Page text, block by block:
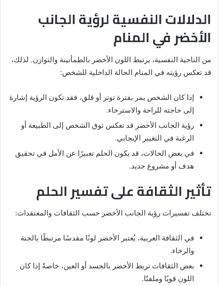
الدلالات النفسية لرؤية الجانب
الأخضر في المنام
من الناحية النفسية، يرتبط اللون الأخضر بالطمأنينة والتوازن. لذلك،
قد تعكس رؤيته في المنام الحالة الداخلية للشخص:
إذا كان الشخص يمر بفترة توتر أو قلق، فقد تكون الرؤية إشارة
إلى حاجته للراحة والاسترخاء.
رؤية الجانب الأخضر قد تعكس توق الشخص إلى الطبيعة أو
الرغبة في التغيير الإيجابي.
في بعض الحالات، قد يكون الحلم تعبيرًا عن الأمل في تحقيق
هدف أو مشروع جديد.
تأثير الثقافة على تفسير الحلم
تختلف تفسيرات رؤية الجانب الأخضر حسب الثقافات والمعتقدات:
في الثقافة العربية، يُعتبر الأخضر لونًا مقدسًا مرتبطًا بالجنة
والرخاء.
بعض الثقافات تربط الأخضر بالحسد أو العين، خاصةً إذا كان
اللون قويًا وملفتًا.